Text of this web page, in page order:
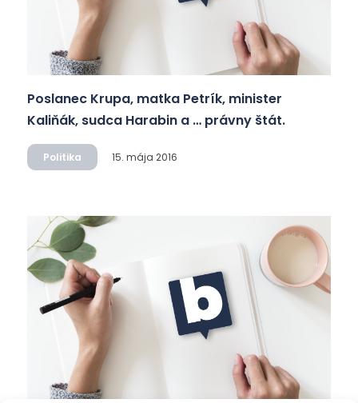
Poslanec Krupa, matka Petrík, minister
Kaliňák, sudca Harabin a … právny štát.
Politika 15. mája 2016